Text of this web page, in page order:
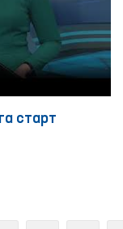
старт